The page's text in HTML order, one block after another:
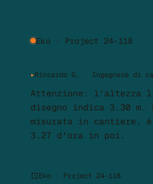
Eko · Project 24-118
▸Riccardo G. · Ingegnere di
Attenzione: l'altezza
disegno indica 3.30 m.
misurata in cantiere, è
3.27 d'ora in poi.
Eko · Project 24-118